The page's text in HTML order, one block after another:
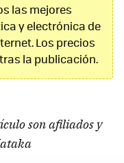
las mejores
y electrónica de
Los precios
la publicación.
son afiliados y